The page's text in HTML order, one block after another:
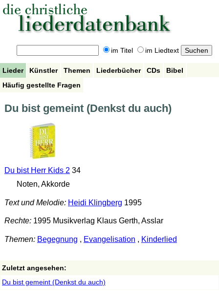
im Titel im Liedtext
Lieder Künstler Themen Liederbücher CDs
Bibel
Häufig gestellte Fragen
Du bist gemeint (Denkst du auch)
Du bist Herr Kids 2 34
Noten, Akkorde
Text und Melodie: Heidi Klingberg 1995
Rechte:1995 Musikverlag Klaus Gerth, Asslar
Themen: Begegnung , Evangelisation , Kinderlied
Zuletzt angesehen:
Du bist gemeint (Denkst du auch)